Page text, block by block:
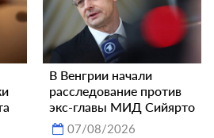
В Венгрии начали
расследование против
экс-главы МИД Сийярто
07/08/2026